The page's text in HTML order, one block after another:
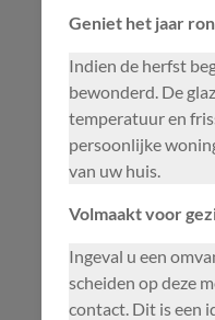
Geniet het jaar
Indien de herfst
bewonderd. De
temperatuur en
persoonlijke
van uw huis.
Volmaakt voor
Ingeval u een
scheiden op deze
contact. Dit is een